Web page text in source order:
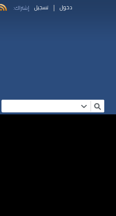
دخول | تسجيل إشتراك: